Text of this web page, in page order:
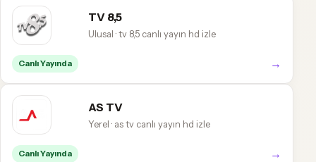
TV 8,5
Ulusal · tv 8,5 canlı yayın hd izle
Canlı Yayında →
AS TV
Yerel · as tv canlı yayın hd izle
Canlı Yayında →